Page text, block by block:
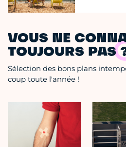
VOUS NE
TOUJOURS PAS
Sélection des bons plans
coup toute l'année !